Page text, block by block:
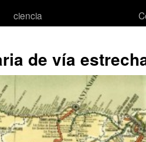
ciencia
de vía